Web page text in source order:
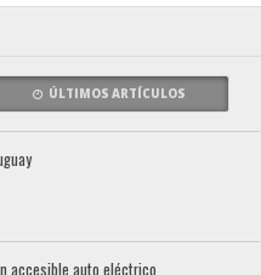
ÚLTIMOS ARTÍCULOS
accesible auto eléctrico